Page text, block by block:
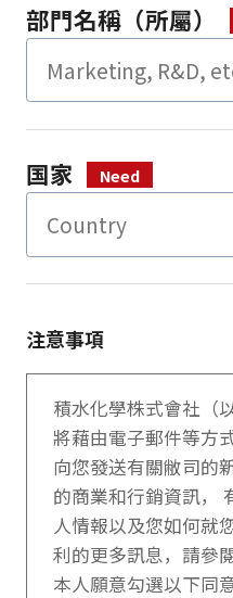
部門名稱（所屬）
国家
注意事項
積水化學株式會社（
將藉由電子郵件等方
向您發送有關敝司的
的商業和行銷資訊，
人情報以及您如何就
利的更多訊息，請參
本人願意勾選以下同